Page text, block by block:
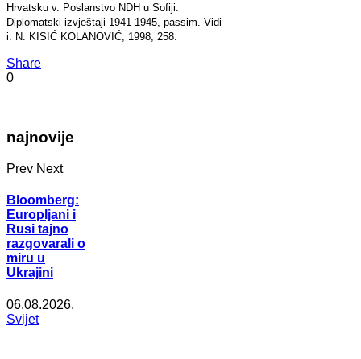
Hrvatsku v. Poslanstvo NDH u Sofiji:
Diplomatski izvještaji 1941-1945, passim. Vidi
i: N. KISIĆ KOLANOVIĆ, 1998, 258.
Share
0
najnovije
Prev Next
Bloomberg:
Europljani i
Rusi tajno
razgovarali o
miru u
Ukrajini
06.08.2026.
Svijet